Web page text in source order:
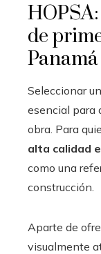
de
Panamá
Seleccionar
esencial para
obra. Para
alta calidad
como una
construcción.
Aparte de
visualmente